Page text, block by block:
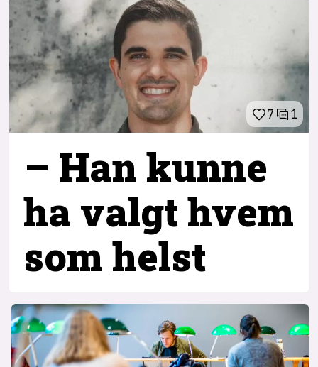
7 1
– Han kunne
ha valgt hvem
som helst